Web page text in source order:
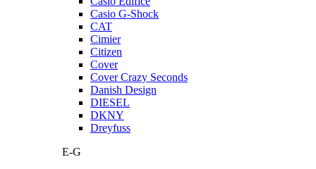
Casio G-Shock
CAT
Cimier
Citizen
Cover
Cover Crazy Seconds
Danish Design
DIESEL
DKNY
Dreyfuss
E-G